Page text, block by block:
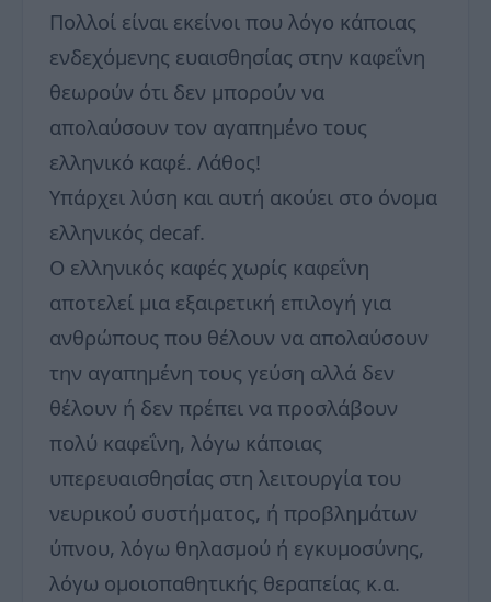
Πολλοί είναι εκείνοι που λόγο κάποιας
ενδεχόμενης ευαισθησίας στην καφεΐνη
θεωρούν ότι δεν μπορούν να
απολαύσουν τον αγαπημένο τους
ελληνικό καφέ. Λάθος!
Υπάρχει λύση και αυτή ακούει στο όνομα
ελληνικός decaf.
Ο ελληνικός καφές χωρίς καφεΐνη
αποτελεί μια εξαιρετική επιλογή για
ανθρώπους που θέλουν να απολαύσουν
την αγαπημένη τους γεύση αλλά δεν
θέλουν ή δεν πρέπει να προσλάβουν
πολύ καφεΐνη, λόγω κάποιας
υπερευαισθησίας στη λειτουργία του
νευρικού συστήματος, ή προβλημάτων
ύπνου, λόγω θηλασμού ή εγκυμοσύνης,
λόγω ομοιοπαθητικής θεραπείας κ.α.